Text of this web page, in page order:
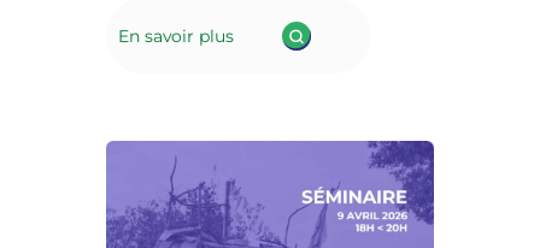
répression des associations.
Comment s’organiser dans ce
mais aussi face à l’urgence
climatique ?…
En savoir plus